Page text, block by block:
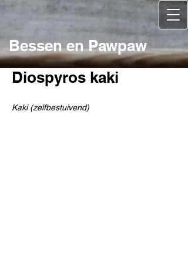
Bessen en Pawpaw
Diospyros kaki
Kaki (zelfbestuivend)